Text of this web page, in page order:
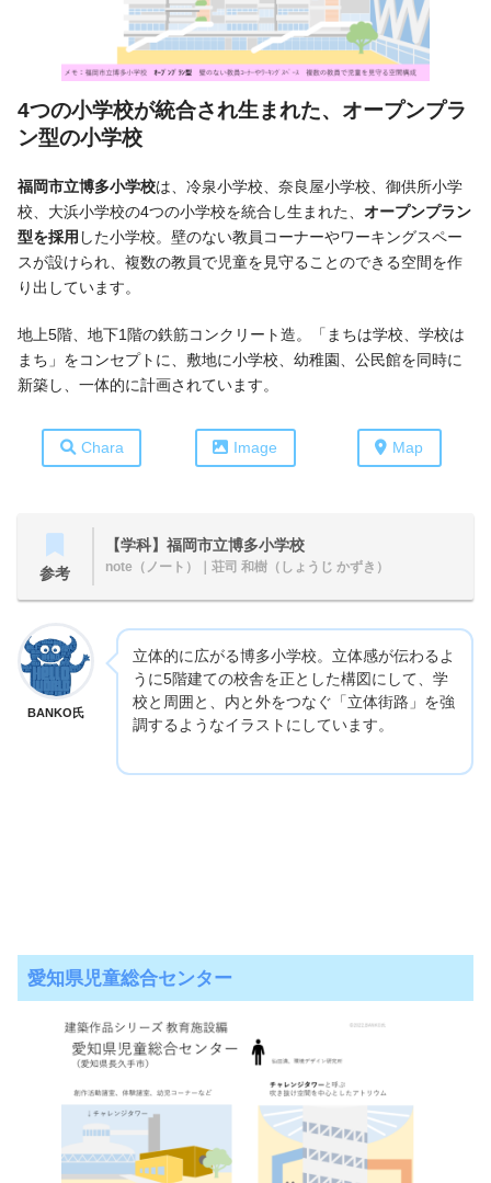
4つの小学校が統合され生まれた、オープンプラ
ン型の小学校
福岡市立博多小学校は、冷泉小学校、奈良屋小学校、御供所小学
校、大浜小学校の4つの小学校を統合し生まれた、 オープンプラン
型を採用 した小学校。壁のない教員コーナーやワーキングスペー
スが設けられ、複数の教員で児童を見守ることのできる空間を作
り出しています。
地上5階、地下1階の鉄筋コンクリート造。「まちは学校、学校は
まち」をコンセプトに、敷地に小学校、幼稚園、公民館を同時に
新築し、一体的に計画されています。
Chara Image Map
参考
【学科】福岡市立博多小学校
note（ノート） ｜荘司 和樹（しょうじ かずき）
BANKO氏
立体的に広がる博多小学校。立体感が伝わるよ
うに5階建ての校舎を正とした構図にして、学
校と周囲と、内と外をつなぐ「立体街路」を強
調するようなイラストにしています。
愛知県児童総合センター